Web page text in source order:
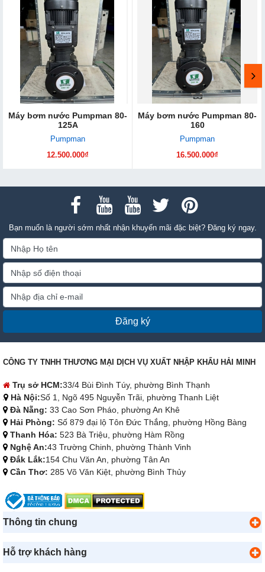
Máy bơm nước Pumpman 80-
125A
Pumpman
12.500.000₫
Máy bơm nước Pumpman 80-
160
Pumpman
16.500.000₫
Bạn muốn là người sớm nhất nhận khuyến mãi đặc biệt? Đăng ký ngay.
Đăng ký
CÔNG TY TNHH THƯƠNG MẠI DỊCH VỤ XUẤT NHẬP KHẨU HẢI MINH
Trụ sở HCM:33/4 Bùi Đình Túy, phường Bình Thạnh
Hà Nội:Số 1, Ngõ 495 Nguyễn Trãi, phường Thanh Liệt
Đà Nẵng: 33 Cao Sơn Pháo, phường An Khê
Hải Phòng: Số 879 đại lộ Tôn Đức Thắng, phường Hồng Bàng
Thanh Hóa: 523 Bà Triệu, phường Hàm Rồng
Nghệ An:43 Trường Chinh, phường Thành Vinh
Đắk Lắk:154 Chu Văn An, phường Tân An
Cần Thơ: 285 Võ Văn Kiệt, phường Bình Thủy
Thông tin chung
Hỗ trợ khách hàng